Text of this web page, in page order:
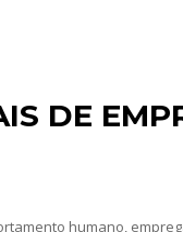
DE
humano,